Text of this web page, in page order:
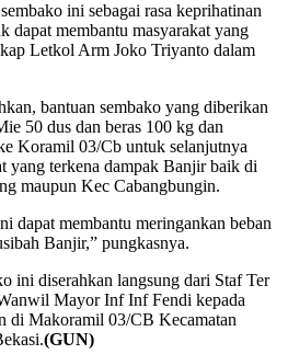
ini sebagai rasa keprihatinan
dapat membantu masyarakat yang
Letkol Arm Joko Triyanto dalam
bantuan sembako yang diberikan
50 dus dan beras 100 kg dan
Koramil 03/Cb untuk selanjutnya
yang terkena dampak Banjir baik di
maupun Kec Cabangbungin.
dapat membantu meringankan beban
Banjir,” pungkasnya.
ini diserahkan langsung dari Staf Ter
Mayor Inf Inf Fendi kepada
di Makoramil 03/CB Kecamatan
(GUN)